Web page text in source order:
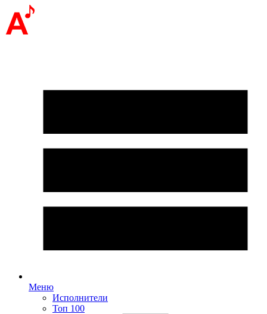
Меню
Исполнители
Топ 100